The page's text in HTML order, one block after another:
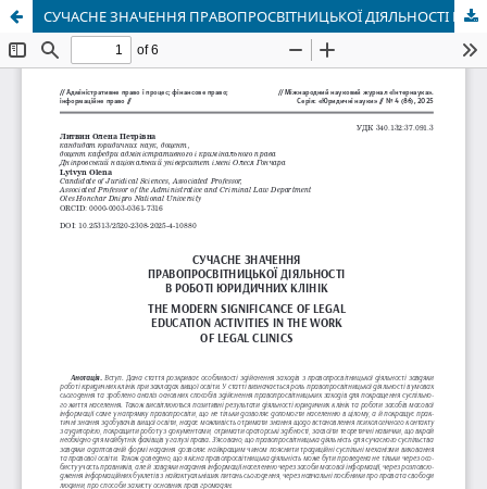
СУЧАСНЕ ЗНАЧЕННЯ ПРАВОПРОСВІТНИЦЬКОЇ ДІЯЛЬНОСТІ В РОБОТІ ЮРИДИЧНИХ КЛІНІК